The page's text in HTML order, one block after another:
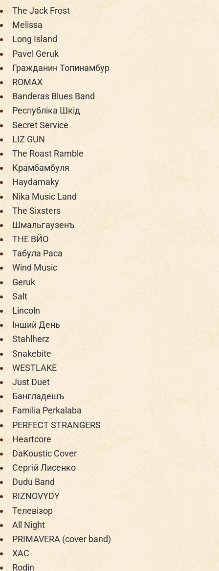
The Jack Frost
Melissa
Long Island
Pavel Geruk
Гражданин Топинамбур
ROMAX
Banderas Blues Band
Республiка Шкiд
Secret Service
LIZ GUN
The Roast Ramble
Крамбамбуля
Haydamaky
Nika Music Land
The Sixsters
Шмальгаузенъ
THE ВЙО
Табула Раса
Wind Music
Geruk
Salt
Lincoln
Інший День
Stahlherz
Snakebite
WESTLAKE
Just Duet
Бангладешъ
Familia Perkalaba
PERFECT STRANGERS
Heartcore
DaKoustic Cover
Сергій Лисенко
Dudu Band
RIZNOVYDY
Телевізор
All Night
PRIMAVERA (cover band)
ХАС
Rodin